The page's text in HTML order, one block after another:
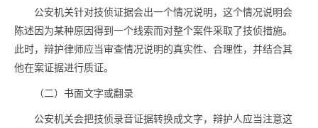
公安机关针对技侦证据会出一个情况说明，这个情况说明会
陈述因为某种原因得到一个线索而对整个案件采取了技侦措施。
此时，辩护律师应当审查情况说明的真实性、合理性，并结合其
他在案证据进行质证。
（二）书面文字或翻录
公安机关会把技侦录音证据转换成文字，辩护人应当注意这